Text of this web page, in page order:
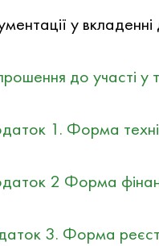
у вкладеннi
до участі у
1. Форма
2 Форма
3. Форма